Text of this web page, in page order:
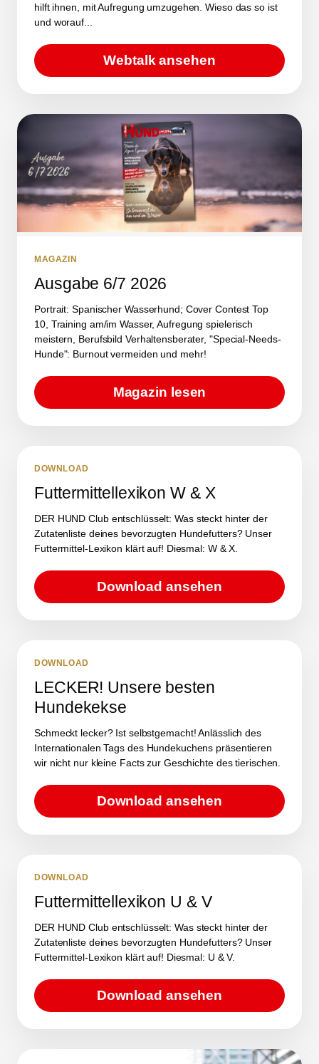
hilft ihnen, mit Aufregung umzugehen. Wieso das so ist
und worauf...
Webtalk ansehen
MAGAZIN
Ausgabe 6/7 2026
Portrait: Spanischer Wasserhund; Cover Contest Top
10, Training am/im Wasser, Aufregung spielerisch
meistern, Berufsbild Verhaltensberater, "Special-Needs-
Hunde": Burnout vermeiden und mehr!
Magazin lesen
DOWNLOAD
Futtermittellexikon W & X
DER HUND Club entschlüsselt: Was steckt hinter der
Zutatenliste deines bevorzugten Hundefutters? Unser
Futtermittel-Lexikon klärt auf! Diesmal: W & X.
Download ansehen
DOWNLOAD
LECKER! Unsere besten
Hundekekse
Schmeckt lecker? Ist selbstgemacht! Anlässlich des
Internationalen Tags des Hundekuchens präsentieren
wir nicht nur kleine Facts zur Geschichte des tierischen.
Download ansehen
DOWNLOAD
Futtermittellexikon U & V
DER HUND Club entschlüsselt: Was steckt hinter der
Zutatenliste deines bevorzugten Hundefutters? Unser
Futtermittel-Lexikon klärt auf! Diesmal: U & V.
Download ansehen